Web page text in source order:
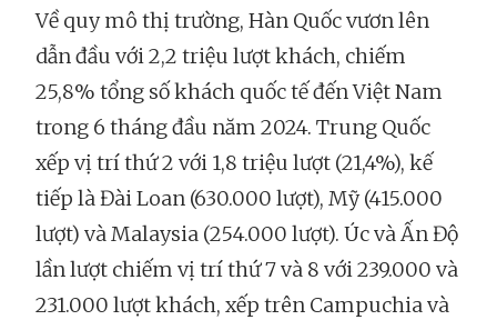
Về quy mô thị trường, Hàn Quốc vươn lên
dẫn đầu với 2,2 triệu lượt khách, chiếm
25,8% tổng số khách quốc tế đến Việt Nam
trong 6 tháng đầu năm 2024. Trung Quốc
xếp vị trí thứ 2 với 1,8 triệu lượt (21,4%), kế
tiếp là Đài Loan (630.000 lượt), Mỹ (415.000
lượt) và Malaysia (254.000 lượt). Úc và Ấn Độ
lần lượt chiếm vị trí thứ 7 và 8 với 239.000 và
231.000 lượt khách, xếp trên Campuchia và